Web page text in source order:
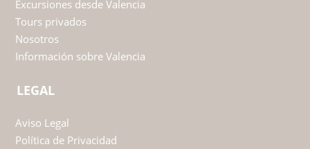
Excursiones desde Valencia
Tours privados
Nosotros
Información sobre Valencia
LEGAL
Aviso Legal
Política de Privacidad